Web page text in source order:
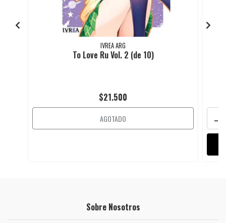
IVREA ARG
To Love Ru Vol. 2 (de 10)
$21.500
AGOTADO -
Sobre Nosotros